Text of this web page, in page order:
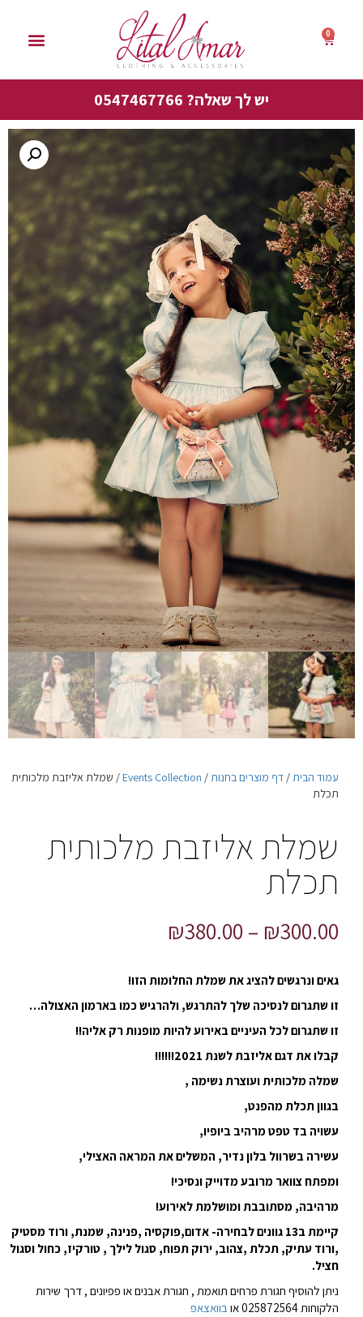
0
יש לך שאלה? 0547467766
עמוד הבית/ דף מוצרים בחנות/
Events Collection / שמלת אליזבת מלכותית
תכלת
שמלת אליזבת מלכותית
תכלת
₪300.00
–
₪380.00
גאים ונרגשים להציג את שמלת החלומות הזו!
זו שתגרום לנסיכה שלך להתרגש, ולהרגיש כמו בארמון האצולה…
זו שתגרום לכל העיניים באירוע להיות מופנות רק אליה!!
קבלו את דגם אליזבת לשנת 2021!!!!!!
שמלה מלכותית ועוצרת נשימה ,
בגוון תכלת מהפנט,
עשויה בד טפט מרהיב ביופיו,
עשירה בשרוול בלון נדיר, המשלים את המראה האצילי,
ומפתח צוואר מרובע מדוייק ונסיכי!
מרהיבה, מסתובבת ומושלמת לאירוע!
קיימת ב13 גוונים לבחירה- אדום,פוקסיה ,פנינה, שמנת, ורוד מסטיק
,ורוד עתיק, תכלת ,צהוב, ירוק תפוח, סגול לילך , טורקיז, כחול וסגול
חציל.
ניתן להוסיף חגורת פרחים תואמת , חגורת אבנים או פפיונים , דרך שירות
הלקוחות 025872564 או
בוואצאפ